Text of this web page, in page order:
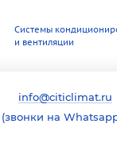
Системы
и вентиляции
info@citiclimat.ru
(звонки на